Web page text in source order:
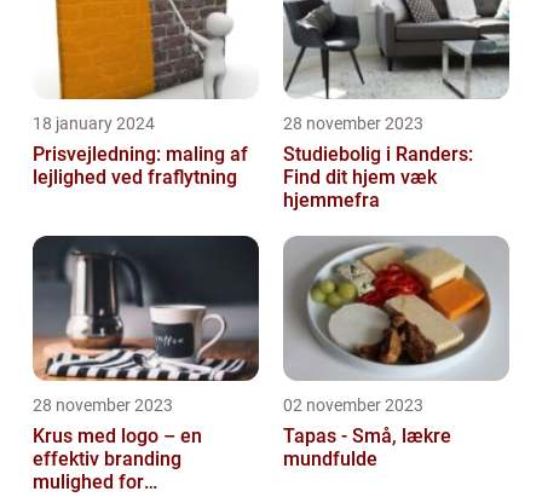
18 january 2024
Prisvejledning: maling af
lejlighed ved fraflytning
28 november 2023
Studiebolig i Randers:
Find dit hjem væk
hjemmefra
28 november 2023
Krus med logo – en
effektiv branding
mulighed for
02 november 2023
Tapas - Små, lækre
mundfulde